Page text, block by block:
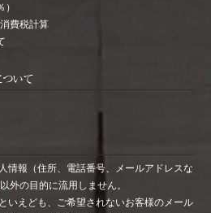
費税計算
いて
情報（住所、電話番号、メールアドレスな
外の目的に流用しません。
いえども、ご希望されないお客様のメール